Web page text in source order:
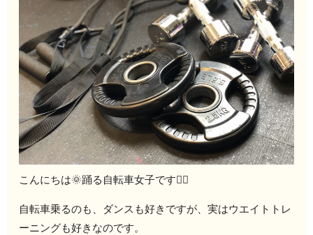
こんにちは🌞踊る自転車女子です🚴‍♀️
自転車乗るのも、ダンスも好きですが、実はウエイトトレ
ーニングも好きなのです。